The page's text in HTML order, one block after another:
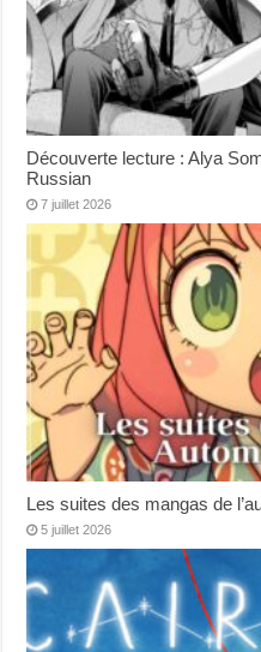
Découverte lecture : Alya
Russian
7 juillet 2026
Les suites des mangas de
5 juillet 2026